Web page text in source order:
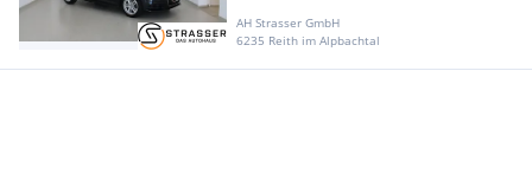
AH Strasser GmbH
6235 Reith im Alpbachtal